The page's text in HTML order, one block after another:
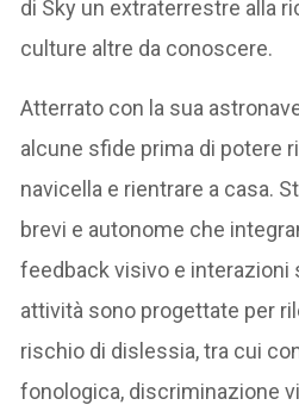
di Sky un extraterrestre alla
culture altre da conoscere.
Atterrato con la sua
alcune sfide prima di potere
navicella e rientrare a casa.
brevi e autonome che
feedback visivo e interazioni
attività sono progettate per
rischio di dislessia, tra cui
fonologica, discriminazione